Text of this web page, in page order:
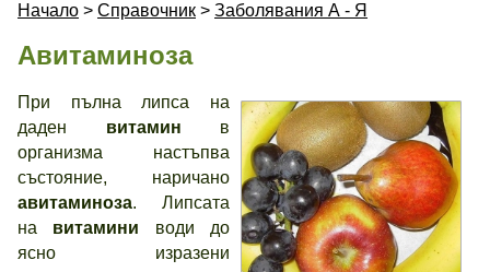
Начало > Справочник > Заболявания А - Я
Авитаминоза
При пълна липса на
даден витамин в
организма настъпва
състояние, наричано
авитаминоза. Липсата
на витамини води до
ясно изразени